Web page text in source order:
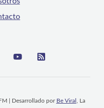
| Desarrollado por Be Viral , La